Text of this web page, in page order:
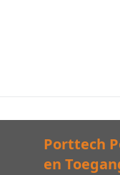
Porttech
en